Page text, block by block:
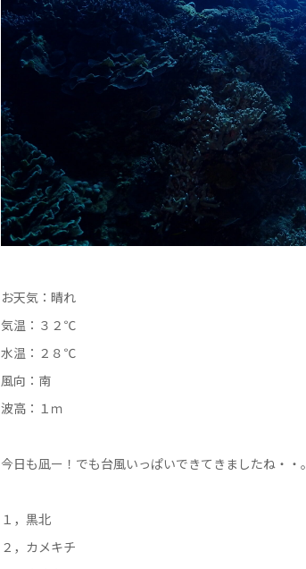
お天気：晴れ
気温：３２℃
水温：２８℃
風向：南
波高：１ｍ
今日も凪ー！でも台風いっぱいできてきましたね・・。
１，黒北
２，カメキチ